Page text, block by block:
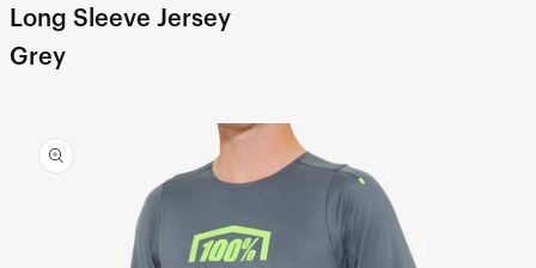
Long Sleeve Jersey
Grey
informations
sur le